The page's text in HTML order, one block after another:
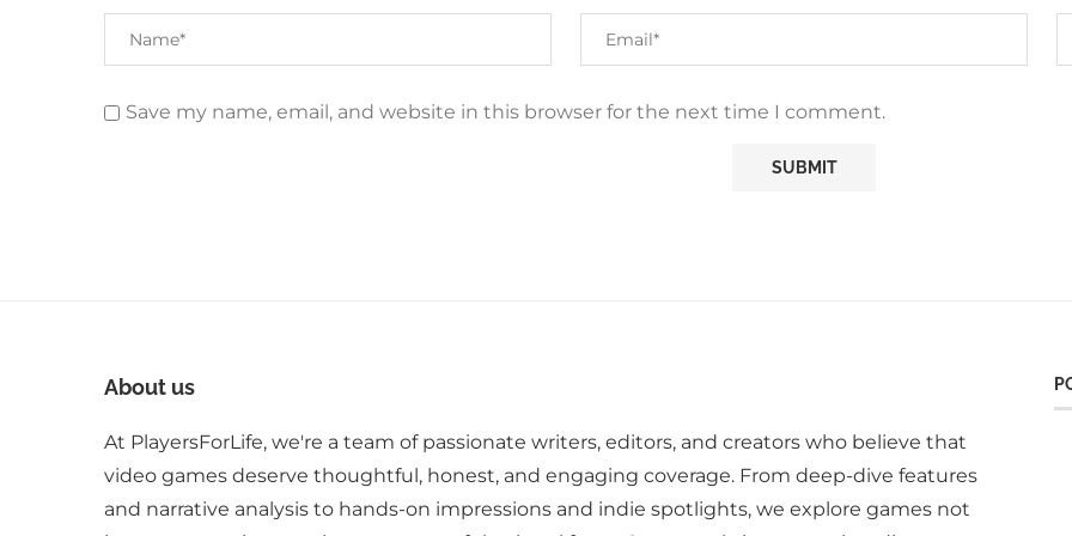
Save my name, email, and website in this browser for the next time I comment.
About us
At PlayersForLife, we're a team of passionate writers, editors, and creators who believe that
video games deserve thoughtful, honest, and engaging coverage. From deep-dive features
and narrative analysis to hands-on impressions and indie spotlights, we explore games not